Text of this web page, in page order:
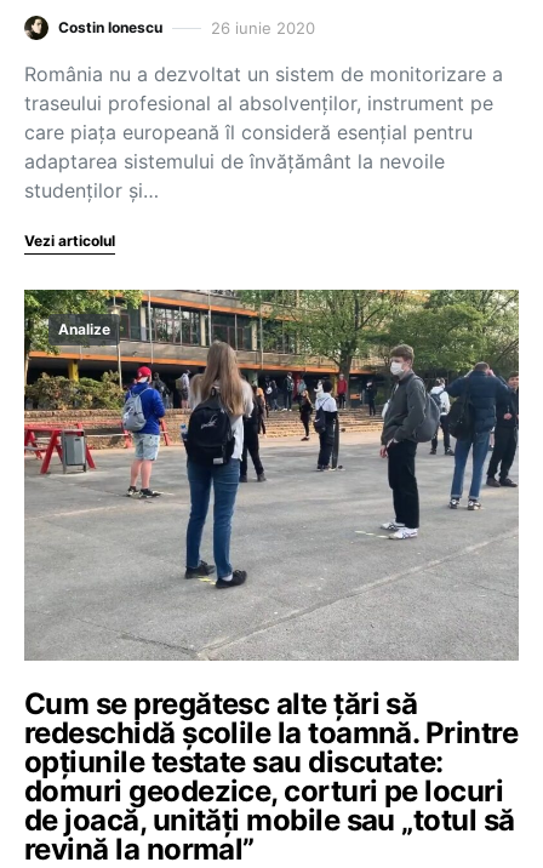
Costin Ionescu 26 iunie 2020
România nu a dezvoltat un sistem de monitorizare a
traseului profesional al absolvenților, instrument pe
care piața europeană îl consideră esențial pentru
adaptarea sistemului de învățământ la nevoile
studenților și…
Vezi articolul
Analize
Cum se pregătesc alte țări să
redeschidă școlile la toamnă. Printre
opțiunile testate sau discutate:
domuri geodezice, corturi pe locuri
de joacă, unități mobile sau „totul să
revină la normal”